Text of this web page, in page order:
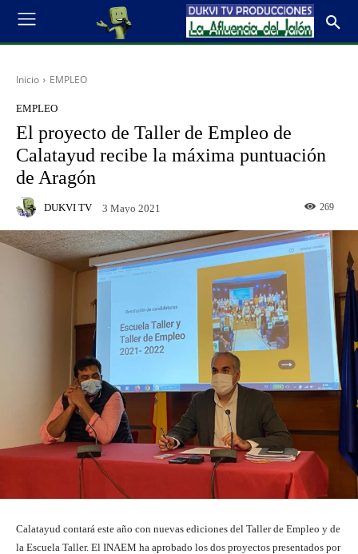
Inicio EMPLEO
EMPLEO
El proyecto de Taller de Empleo de
Calatayud recibe la máxima puntuación
de Aragón
DUKVI TV 3 Mayo 2021 269
Calatayud contará este año con nuevas ediciones del Taller de Empleo y de
la Escuela Taller. El INAEM ha aprobado los dos proyectos presentados por